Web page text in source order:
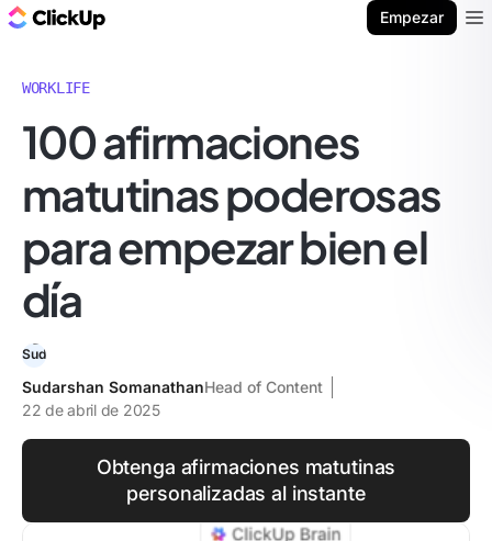
Empezar
WORKLIFE
100 afirmaciones
matutinas poderosas
para empezar bien el
día
Sudarshan SomanathanHead of Content
22 de abril de 2025
Obtenga afirmaciones matutinas
personalizadas al instante